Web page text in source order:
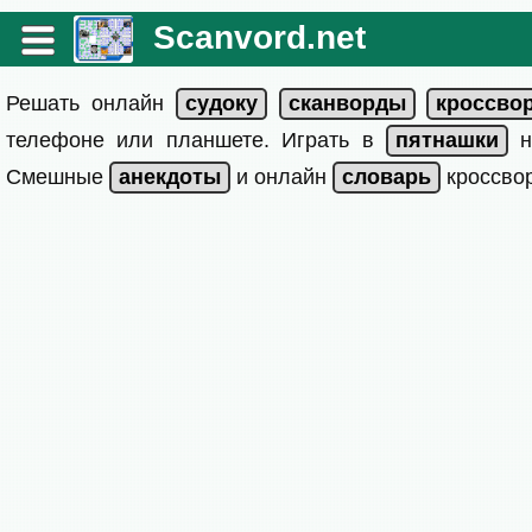
Scanvord.net
Решать онлайн
телефоне или планшете. Играть в
Смешные
и онлайн